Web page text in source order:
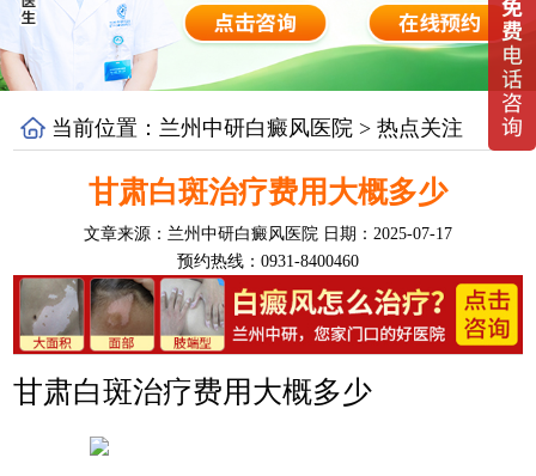
当前位置： 兰州中研白癜风医院 >热点关注
甘肃白斑治疗费用大概多少
文章来源： 兰州中研白癜风医院 日期：2025-07-17
预约热线：0931-8400460
甘肃白斑治疗费用大概多少